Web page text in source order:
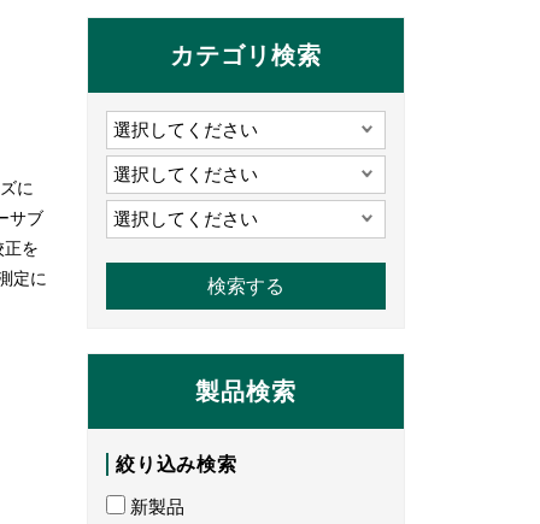
に
サブ
正を
定に
カテゴリ検索
製品検索
絞り込み検索
新製品